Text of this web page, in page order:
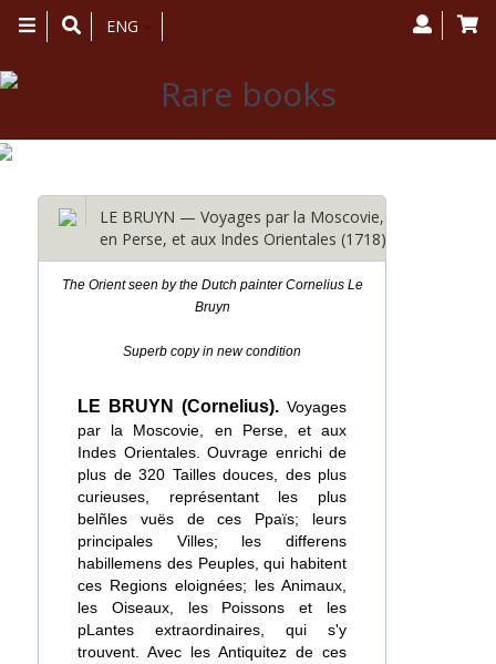
Toggle
navigation
ENG
LE BRUYN — Voyages par la Moscovie,
en Perse, et aux Indes Orientales (1718)
The Orient seen by the Dutch painter Cornelius Le
Bruyn
Superb copy in new condition
LE BRUYN (Cornelius). Voyages
par la Moscovie, en Perse, et aux
Indes Orientales. Ouvrage enrichi de
plus de 320 Tailles douces, des plus
curieuses, représentant les plus
belñles vuës de ces Ppaïs; leurs
principales Villes; les differens
habillemens des Peuples, qui habitent
ces Regions eloignées; les Animaux,
les Oiseaux, les Poissons et les
pLantes extraordinaires, qui s'y
trouvent. Avec les Antiquitez de ces